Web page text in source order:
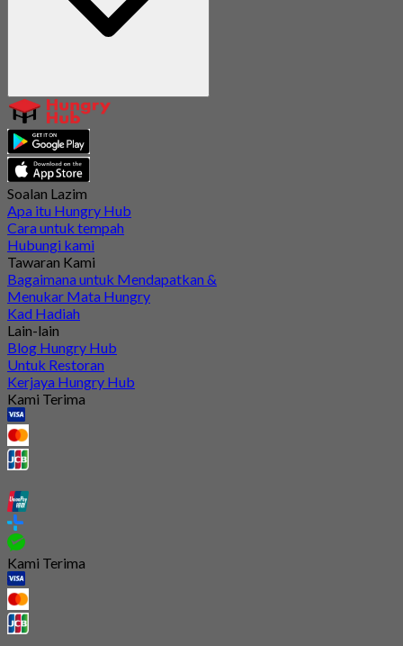
Soalan Lazim
Apa itu Hungry Hub
Cara untuk tempah
Hubungi kami
Tawaran Kami
Bagaimana untuk Mendapatkan &
Menukar Mata Hungry
Kad Hadiah
Lain-lain
Blog Hungry Hub
Untuk Restoran
Kerjaya Hungry Hub
Kami Terima
Kami Terima